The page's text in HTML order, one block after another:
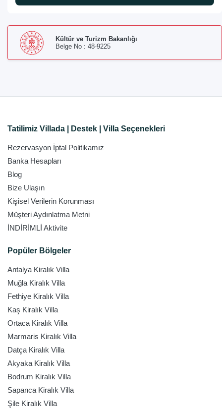
Kültür ve Turizm Bakanlığı
Belge No : 48-9225
Tatilimiz Villada | Destek | Villa Seçenekleri
Rezervasyon İptal Politikamız
Banka Hesapları
Blog
Bize Ulaşın
Kişisel Verilerin Korunması
Müşteri Aydınlatma Metni
İNDİRİMLİ Aktivite
Popüler Bölgeler
Antalya Kiralık Villa
Muğla Kiralık Villa
Fethiye Kiralık Villa
Kaş Kiralık Villa
Ortaca Kiralık Villa
Marmaris Kiralık Villa
Datça Kiralık Villa
Akyaka Kiralık Villa
Bodrum Kiralık Villa
Sapanca Kiralık Villa
Şile Kiralık Villa